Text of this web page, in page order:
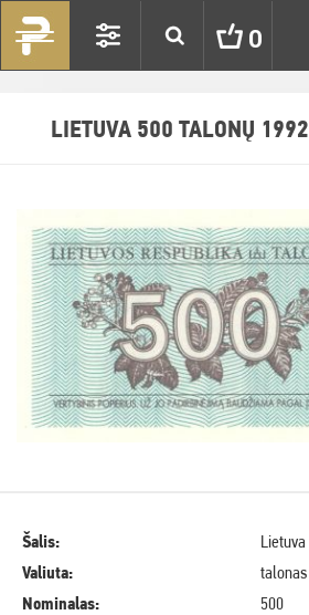
0
LIETUVA 500 TALONŲ 1992
Šalis:
Lietuva
Valiuta:
talonas
Nominalas:
500